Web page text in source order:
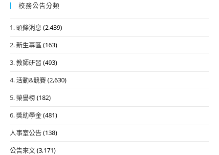
校務公告分類
1. 頭條消息 (2,439)
2. 新生專區 (163)
3. 教師研習 (493)
4. 活動&競賽(2,630)
5. 榮譽榜(182)
6. 獎助學金(481)
人事室公告(138)
公告來文(3,171)